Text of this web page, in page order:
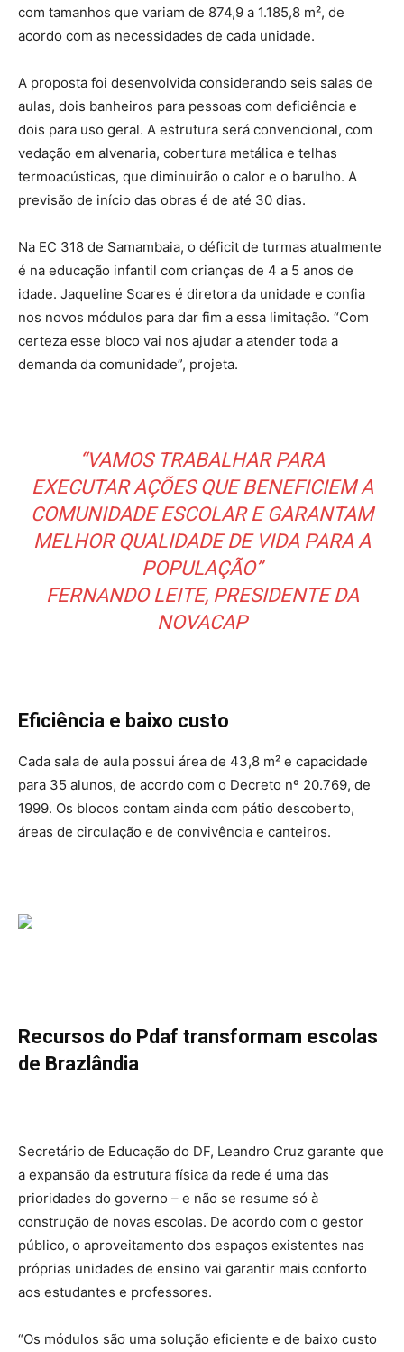
com tamanhos que variam de 874,9 a 1.185,8 m², de
acordo com as necessidades de cada unidade.
A proposta foi desenvolvida considerando seis salas de
aulas, dois banheiros para pessoas com deficiência e
dois para uso geral. A estrutura será convencional, com
vedação em alvenaria, cobertura metálica e telhas
termoacústicas, que diminuirão o calor e o barulho. A
previsão de início das obras é de até 30 dias.
Na EC 318 de Samambaia, o déficit de turmas atualmente
é na educação infantil com crianças de 4 a 5 anos de
idade. Jaqueline Soares é diretora da unidade e confia
nos novos módulos para dar fim a essa limitação. “Com
certeza esse bloco vai nos ajudar a atender toda a
demanda da comunidade”, projeta.
“VAMOS TRABALHAR PARA
EXECUTAR AÇÕES QUE BENEFICIEM A
COMUNIDADE ESCOLAR E GARANTAM
MELHOR QUALIDADE DE VIDA PARA A
POPULAÇÃO”
FERNANDO LEITE, PRESIDENTE DA
NOVACAP
Eficiência e baixo custo
Cada sala de aula possui área de 43,8 m² e capacidade
para 35 alunos, de acordo com o Decreto nº 20.769, de
1999. Os blocos contam ainda com pátio descoberto,
áreas de circulação e de convivência e canteiros.
Recursos do Pdaf transformam escolas
de Brazlândia
Secretário de Educação do DF, Leandro Cruz garante que
a expansão da estrutura física da rede é uma das
prioridades do governo – e não se resume só à
construção de novas escolas. De acordo com o gestor
público, o aproveitamento dos espaços existentes nas
próprias unidades de ensino vai garantir mais conforto
aos estudantes e professores.
“Os módulos são uma solução eficiente e de baixo custo